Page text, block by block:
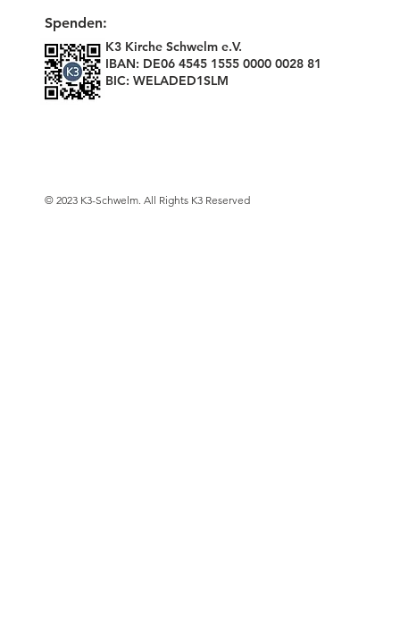
Spenden:
K3 Kirche Schwelm e.V.
IBAN: DE06 4545 1555 0000 0028 81
BIC: WELADED1SLM
© 2023 K3-Schwelm. All Rights K3 Reserved